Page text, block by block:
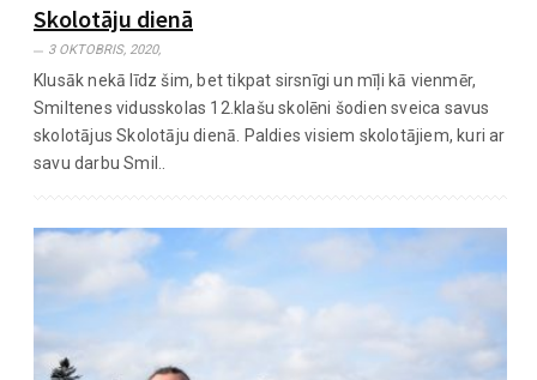
Skolotāju dienā
3 OKTOBRIS, 2020,
Klusāk nekā līdz šim, bet tikpat sirsnīgi un mīļi kā vienmēr,
Smiltenes vidusskolas 12.klašu skolēni šodien sveica savus
skolotājus Skolotāju dienā. Paldies visiem skolotājiem, kuri ar
savu darbu Smil..